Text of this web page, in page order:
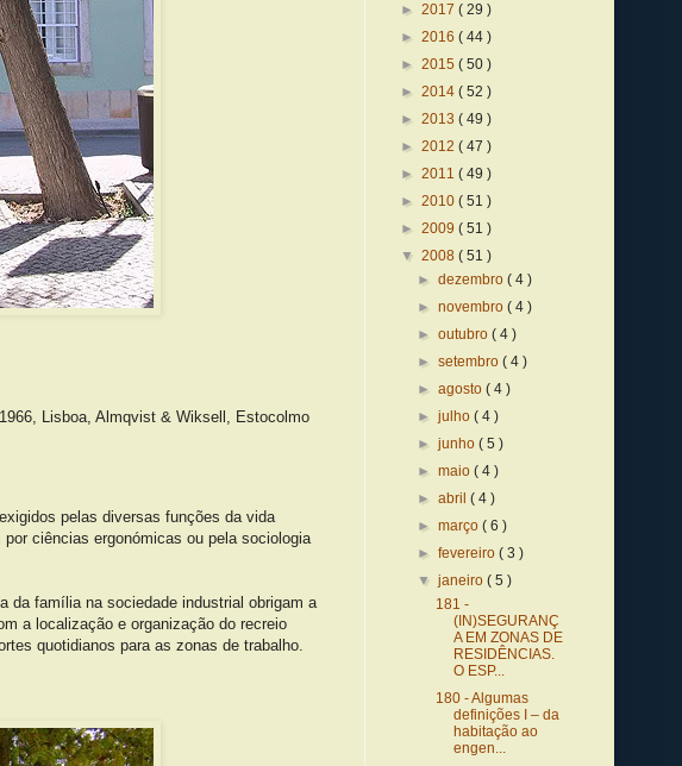
Lisboa, Almqvist & Wiksell, Estocolmo
pelas diversas funções da vida
ciências ergonómicas ou pela sociologia
da família na sociedade industrial obrigam a
a localização e organização do recreio
quotidianos para as zonas de trabalho.
► 2017 ( 29 )
► 2016 ( 44 )
► 2015 ( 50 )
► 2014 ( 52 )
► 2013 ( 49 )
► 2012 ( 47 )
► 2011 ( 49 )
► 2010 ( 51 )
► 2009 ( 51 )
▼ 2008 ( 51 )
►dezembro( 4 )
►novembro( 4 )
►outubro( 4 )
►setembro( 4 )
►agosto( 4 )
►julho( 4 )
►junho( 5 )
►maio( 4 )
►abril( 4 )
►março( 6 )
►fevereiro( 3 )
▼janeiro( 5 )
181 -
(IN)SEGURANÇ
A EM ZONAS DE
RESIDÊNCIAS.
O ESP...
180 - Algumas
definições I – da
habitação ao
engen...